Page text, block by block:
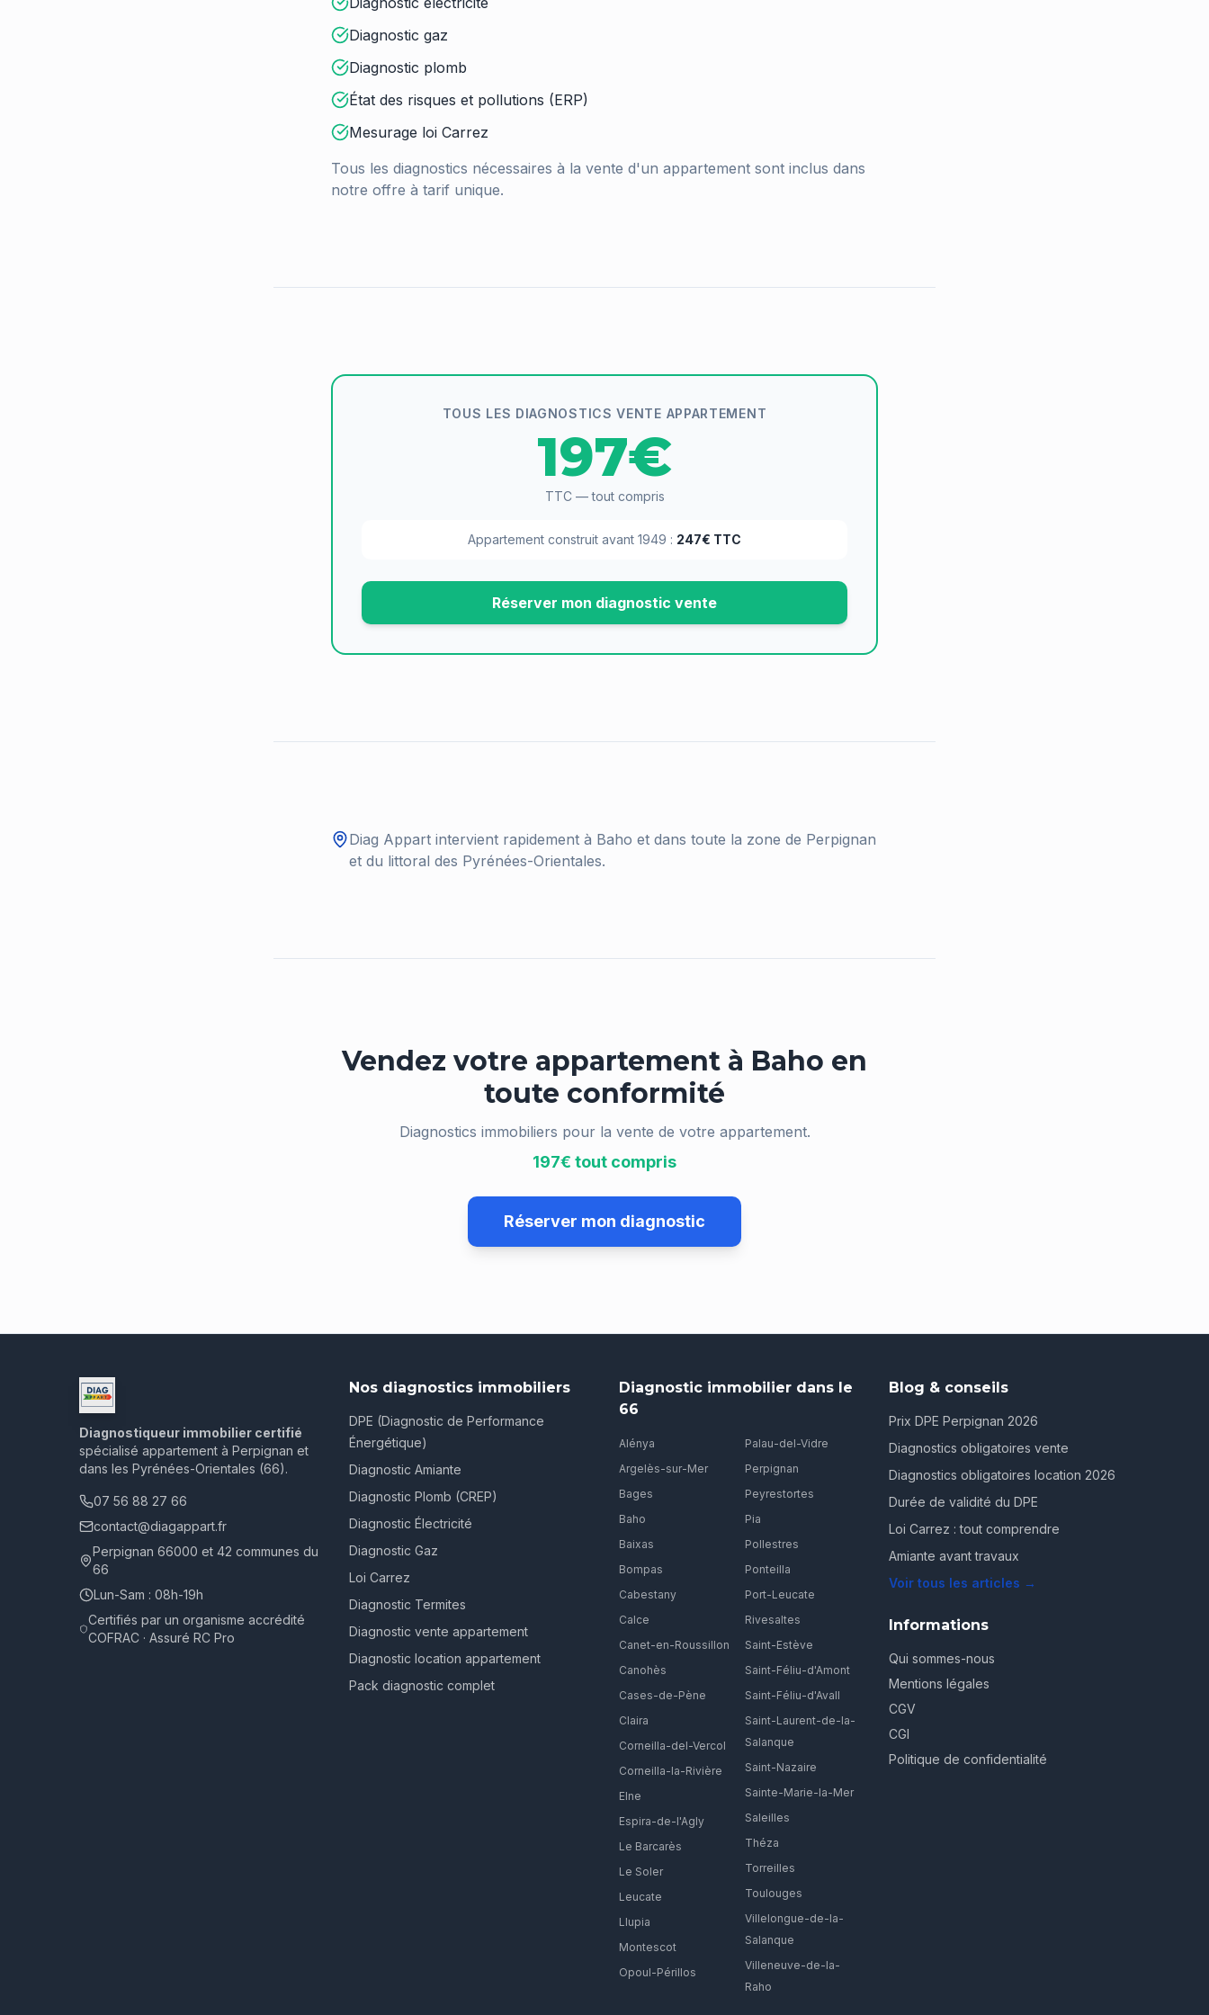
Diagnostic gaz
Diagnostic plomb
État des risques et pollutions (ERP)
Mesurage loi Carrez
Tous les diagnostics nécessaires à la vente d'un appartement sont inclus dans
notre offre à tarif unique.
TOUS LES DIAGNOSTICS VENTE APPARTEMENT
197€
TTC — tout compris
Appartement construit avant 1949 : 247€ TTC
Réserver mon diagnostic vente
Diag Appart intervient rapidement à Baho et dans toute la zone de Perpignan
et du littoral des Pyrénées-Orientales.
Vendez votre appartement à Baho en
toute conformité
Diagnostics immobiliers pour la vente de votre appartement.
197€ tout compris
Réserver mon diagnostic
Diagnostiqueur immobilier certifié
spécialisé appartement à Perpignan et
dans les Pyrénées-Orientales (66).
07 56 88 27 66
contact@diagappart.fr
Perpignan 66000 et 42 communes du
66
Lun-Sam : 08h-19h
Certifiés par un organisme accrédité
COFRAC · Assuré RC Pro
Nos diagnostics immobiliers
DPE (Diagnostic de Performance
Énergétique)
Diagnostic Amiante
Diagnostic Plomb (CREP)
Diagnostic Électricité
Diagnostic Gaz
Loi Carrez
Diagnostic Termites
Diagnostic vente appartement
Diagnostic location appartement
Pack diagnostic complet
Diagnostic immobilier dans le
66
Alénya
Argelès-sur-Mer
Bages
Baho
Baixas
Bompas
Cabestany
Calce
Canet-en-Roussillon
Canohès
Cases-de-Pène
Claira
Corneilla-del-Vercol
Corneilla-la-Rivière
Elne
Espira-de-l'Agly
Le Barcarès
Le Soler
Leucate
Llupia
Montescot
Opoul-Périllos
Palau-del-Vidre
Perpignan
Peyrestortes
Pia
Pollestres
Ponteilla
Port-Leucate
Rivesaltes
Saint-Estève
Saint-Féliu-d'Amont
Saint-Féliu-d'Avall
Saint-Laurent-de-la-
Salanque
Saint-Nazaire
Sainte-Marie-la-Mer
Saleilles
Théza
Torreilles
Toulouges
Villelongue-de-la-
Salanque
Villeneuve-de-la-
Raho
Blog & conseils
Prix DPE Perpignan 2026
Diagnostics obligatoires vente
Diagnostics obligatoires location 2026
Durée de validité du DPE
Loi Carrez : tout comprendre
Amiante avant travaux
Voir tous les articles →
Informations
Qui sommes-nous
Mentions légales
CGV
CGI
Politique de confidentialité